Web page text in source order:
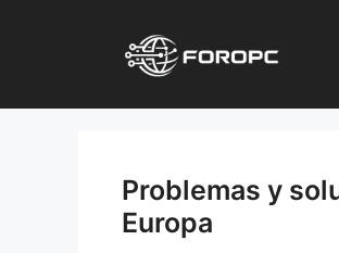
Problemas y
Europa